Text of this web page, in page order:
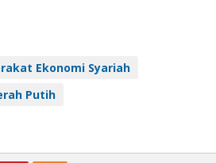
Ekonomi Syariah
Putih